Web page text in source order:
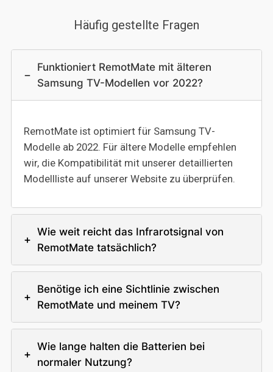
Häufig gestellte Fragen
−
Funktioniert RemotMate mit älteren
Samsung TV-Modellen vor 2022?
RemotMate ist optimiert für Samsung TV-
Modelle ab 2022. Für ältere Modelle empfehlen
wir, die Kompatibilität mit unserer detaillierten
Modellliste auf unserer Website zu überprüfen.
+
Wie weit reicht das Infrarotsignal von
RemotMate tatsächlich?
+
Benötige ich eine Sichtlinie zwischen
RemotMate und meinem TV?
+
Wie lange halten die Batterien bei
normaler Nutzung?